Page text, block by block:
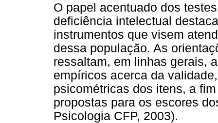
O papel acentuado dos
deficiência intelectual
instrumentos que visem
dessa população. As
ressaltam, em linhas gerais,
empíricos acerca da
psicométricas dos itens, a
propostas para os escores
Psicologia CFP, 2003).